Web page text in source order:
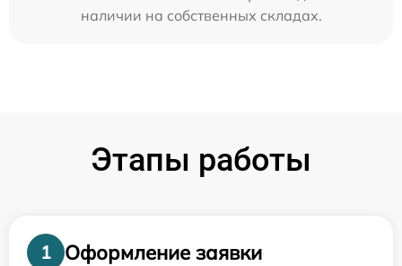
наличии на собственных складах.
Этапы работы
1
Оформление заявки